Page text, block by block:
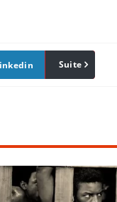
Pinterest
Suite